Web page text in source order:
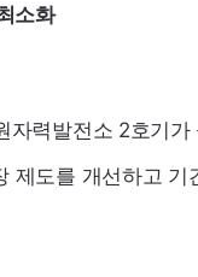
소화
자력발전소 2호기
제도를 개선하고